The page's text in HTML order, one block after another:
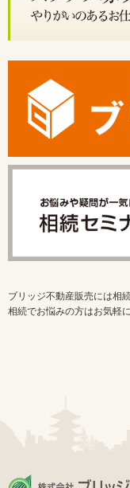
ブリッジ不動産販売には相
相続でお悩みの方はお気軽